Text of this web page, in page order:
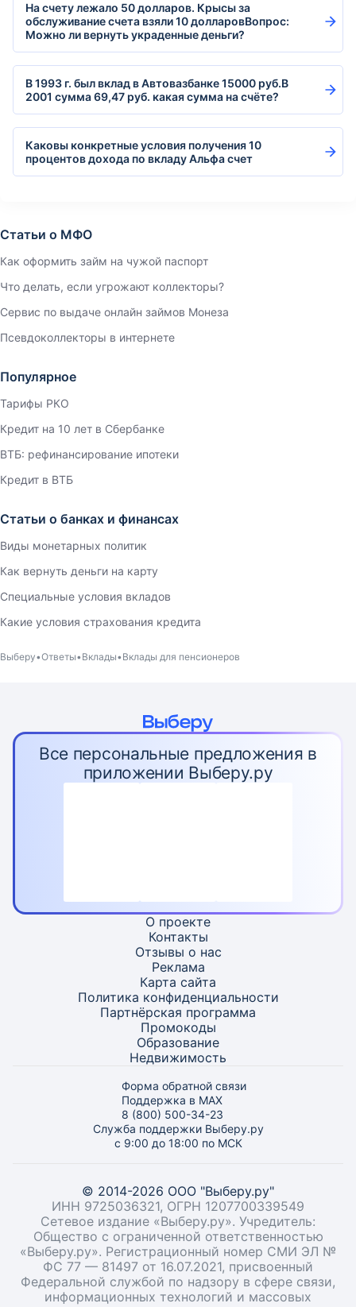
На счету лежало 50 долларов. Крысы за
обслуживание счета взяли 10 долларовВопрос:
Можно ли вернуть украденные деньги?
В 1993 г. был вклад в Автовазбанке 15000 руб.В
2001 сумма 69,47 руб. какая сумма на счёте?
Каковы конкретные условия получения 10
процентов дохода по вкладу Альфа счет
Статьи о МФО
Как оформить займ на чужой паспорт
Что делать, если угрожают коллекторы?
Сервис по выдаче онлайн займов Монеза
Псевдоколлекторы в интернете
Популярное
Тарифы РКО
Кредит на 10 лет в Сбербанке
ВТБ: рефинансирование ипотеки
Кредит в ВТБ
Статьи о банках и финансах
Виды монетарных политик
Как вернуть деньги на карту
Специальные условия вкладов
Какие условия страхования кредита
Выберу Ответы Вклады Вклады для пенсионеров
Все персональные предложения в
приложении Выберу.ру
О проекте
Контакты
Отзывы о нас
Реклама
Карта сайта
Политика конфиденциальности
Партнёрская программа
Промокоды
Образование
Недвижимость
Форма обратной связи
Поддержка в MAX
8 (800) 500-34-23
Служба поддержки Выберу.ру
с 9:00 до 18:00 по МСК
© 2014-2026 ООО "Выберу.ру"
ИНН 9725036321, ОГРН 1207700339549
Сетевое издание «Выберу.ру». Учредитель:
Общество с ограниченной ответственностью
«Выберу.ру». Регистрационный номер СМИ ЭЛ №
ФС 77 — 81497 от 16.07.2021, присвоенный
Федеральной службой по надзору в сфере связи,
информационных технологий и массовых